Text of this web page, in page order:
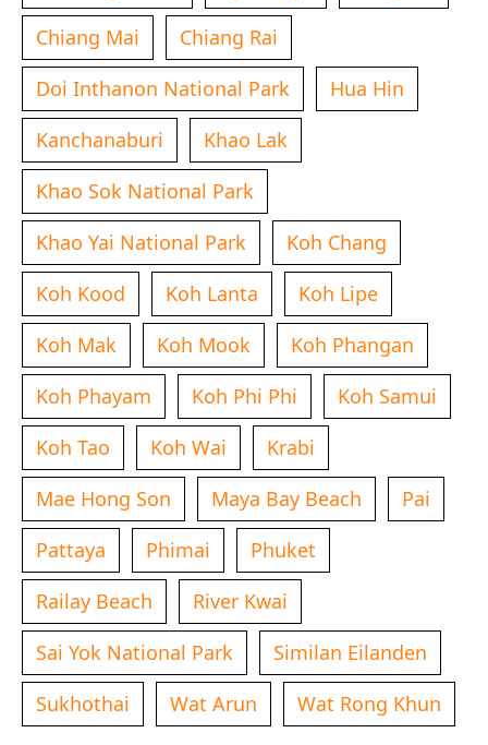
Chiang Mai
Chiang Rai
Doi Inthanon National Park
Hua Hin
Kanchanaburi
Khao Lak
Khao Sok National Park
Khao Yai National Park
Koh Chang
Koh Kood
Koh Lanta
Koh Lipe
Koh Mak
Koh Mook
Koh Phangan
Koh Phayam
Koh Phi Phi
Koh Samui
Koh Tao
Koh Wai
Krabi
Mae Hong Son
Maya Bay Beach
Pai
Pattaya
Phimai
Phuket
Railay Beach
River Kwai
Sai Yok National Park
Similan Eilanden
Sukhothai
Wat Arun Wat Rong Khun